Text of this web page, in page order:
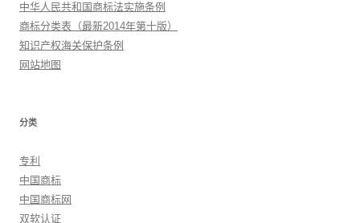
中华人民共和国商标法实施条例
商标分类表（最新2014年第十版）
知识产权海关保护条例
网站地图
分类
专利
中国商标
中国商标网
双软认证